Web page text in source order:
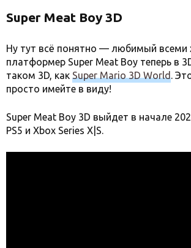
Super Meat Boy 3D
Ну тут всё понятно — любимый всеми
платформер Super Meat Boy теперь в
таком 3D, как Super Mario 3D World.
просто имейте в виду!
Super Meat Boy 3D выйдет в начале
PS5 и Xbox Series X|S.